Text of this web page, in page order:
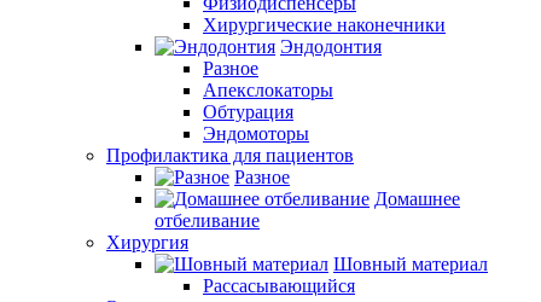
Хирургические наконечники
Эндодонтия
Разное
Апекслокаторы
Обтурация
Эндомоторы
Профилактика для пациентов
Разное
Домашнее
отбеливание
Хирургия
Шовный материал
Рассасывающийся